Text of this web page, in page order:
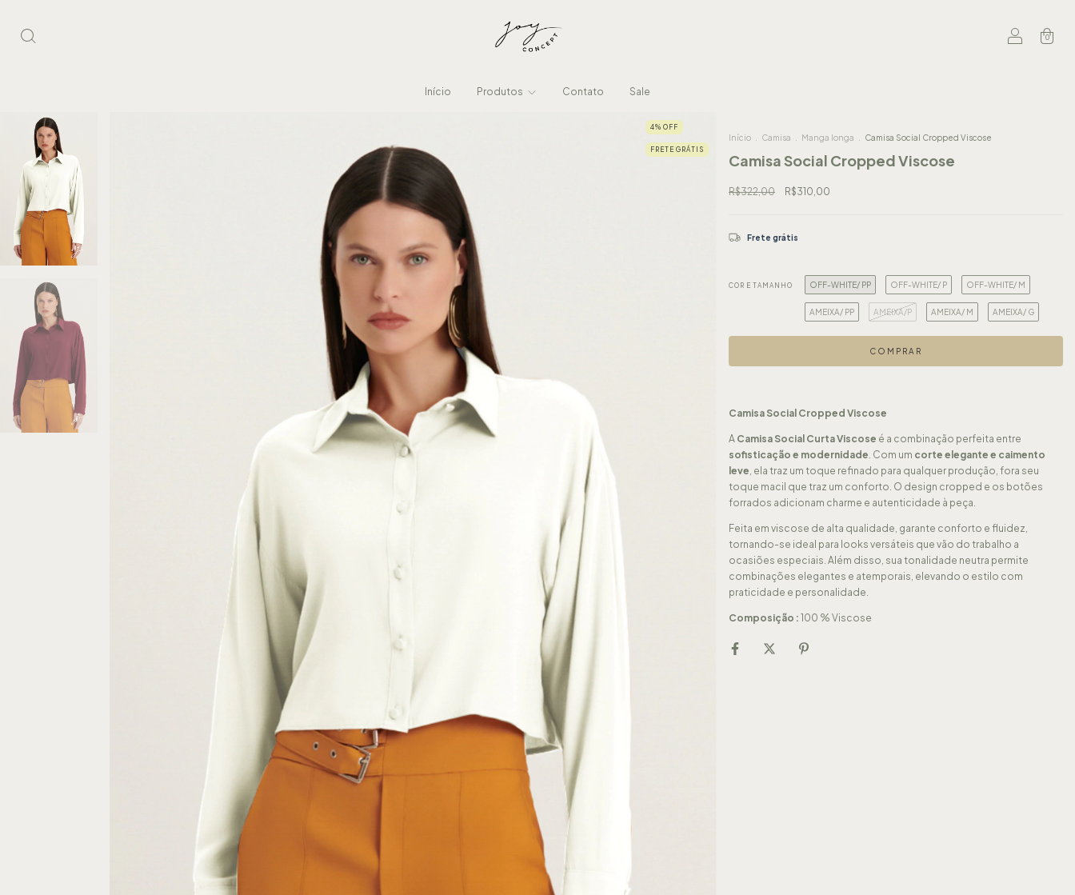
0
Início Produtos Contato Sale
4% OFF
FRETE GRÁTIS
Início Camisa Manga longa Camisa Social Cropped Viscose
Camisa Social Cropped Viscose
R$322,00 R$310,00
Frete grátis
COR E TAMANHO OFF-WHITE/ PP OFF-WHITE/ P OFF-WHITE/ M
AMEIXA/ PP AMEIXA/P AMEIXA/ M AMEIXA/ G
Camisa Social Cropped Viscose
A Camisa Social Curta Viscose é a combinação perfeita entre
sofisticação e modernidade. Com um corte elegante e caimento
leve, ela traz um toque refinado para qualquer produção, fora seu
toque macil que traz um conforto. O design cropped e os botões
forrados adicionam charme e autenticidade à peça.
Feita em viscose de alta qualidade, garante conforto e fluidez,
tornando-se ideal para looks versáteis que vão do trabalho a
ocasiões especiais. Além disso, sua tonalidade neutra permite
combinações elegantes e atemporais, elevando o estilo com
praticidade e personalidade.
Composição : 100 % Viscose